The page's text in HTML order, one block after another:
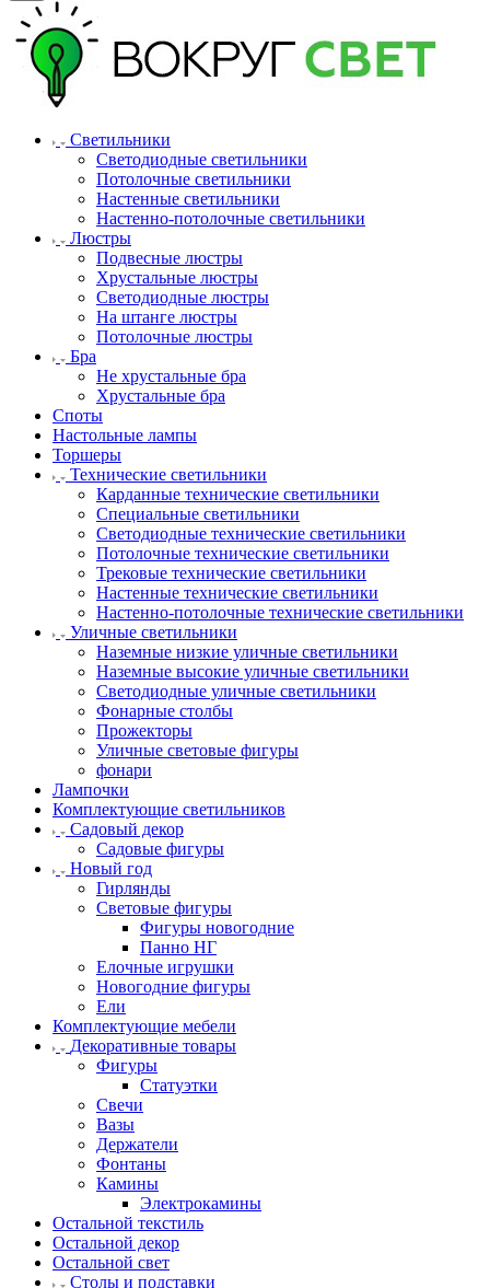
Светильники
Светодиодные светильники
Потолочные светильники
Настенные светильники
Настенно-потолочные светильники
Люстры
Подвесные люстры
Хрустальные люстры
Светодиодные люстры
На штанге люстры
Потолочные люстры
Бра
Не хрустальные бра
Хрустальные бра
Споты
Настольные лампы
Торшеры
Технические светильники
Карданные технические светильники
Специальные светильники
Светодиодные технические светильники
Потолочные технические светильники
Трековые технические светильники
Настенные технические светильники
Настенно-потолочные технические светильники
Уличные светильники
Наземные низкие уличные светильники
Наземные высокие уличные светильники
Светодиодные уличные светильники
Фонарные столбы
Прожекторы
Уличные световые фигуры
фонари
Лампочки
Комплектующие светильников
Садовый декор
Садовые фигуры
Новый год
Гирлянды
Световые фигуры
Фигуры новогодние
Панно НГ
Елочные игрушки
Новогодние фигуры
Ели
Комплектующие мебели
Декоративные товары
Фигуры
Статуэтки
Свечи
Вазы
Держатели
Фонтаны
Камины
Электрокамины
Остальной текстиль
Остальной декор
Остальной свет
Столы и подставки